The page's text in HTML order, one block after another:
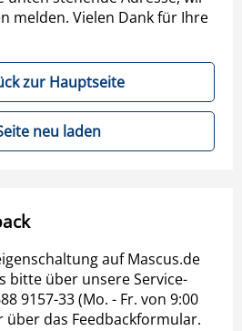
melden. Vielen Dank für Ihre
zur Hauptseite
neu laden
auf Mascus.de
bitte über unsere Service-
9157-33 (Mo. - Fr. von 9:00
über das Feedbackformular.